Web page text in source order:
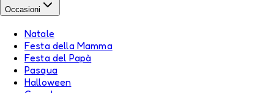
Occasioni
Natale
Festa della Mamma
Festa del Papà
Pasqua
Halloween